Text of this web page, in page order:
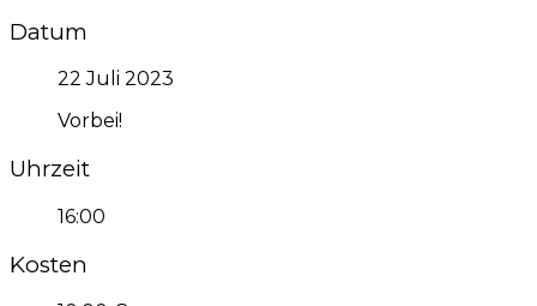
Datum
22 Juli 2023
Vorbei!
Uhrzeit
16:00
Kosten